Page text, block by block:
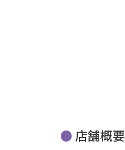
店舗概要